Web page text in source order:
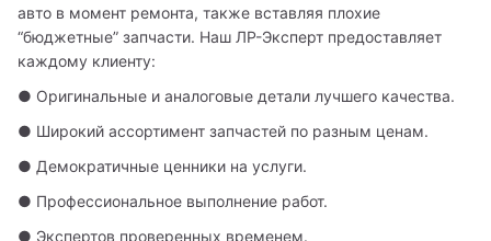
авто в момент ремонта, также вставляя плохие
“бюджетные” запчасти. Наш ЛР-Эксперт предоставляет
каждому клиенту:
● Оригинальные и аналоговые детали лучшего качества.
● Широкий ассортимент запчастей по разным ценам.
● Демократичные ценники на услуги.
● Профессиональное выполнение работ.
● Экспертов проверенных временем.